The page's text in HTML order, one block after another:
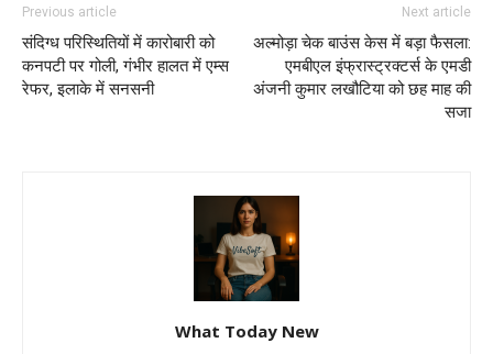
Previous article
संदिग्ध परिस्थितियों में कारोबारी को
कनपटी पर गोली, गंभीर हालत में एम्स
रेफर, इलाके में सनसनी
Next article
अल्मोड़ा चेक बाउंस केस में बड़ा फैसला:
एमबीएल इंफ्रास्ट्रक्टर्स के एमडी
अंजनी कुमार लखौटिया को छह माह की
सजा
What Today New